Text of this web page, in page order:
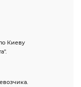
Киеву